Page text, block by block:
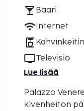
Baari
Internet
Kahvinkeitin
Televisio
Lue lisää
Palazzo
kivenheiton